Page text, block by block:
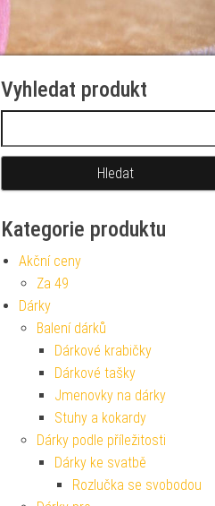
Vyhledat produkt
Kategorie produktu
Akční ceny
Za 49
Dárky
Balení dárků
Dárkové krabičky
Dárkové tašky
Jmenovky na dárky
Stuhy a kokardy
Dárky podle příležitosti
Dárky ke svatbě
Rozlučka se svobodou